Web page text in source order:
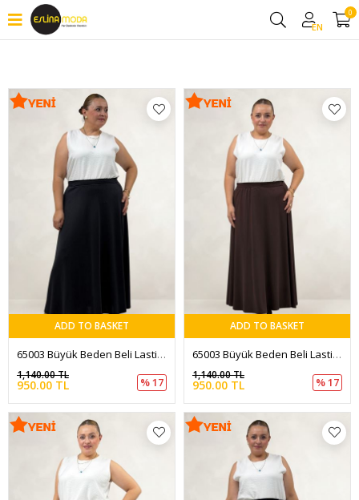
EN
0
ADD TO BASKET
65003 Büyük Beden Beli Lastikli Modal Etek - Antrasit
950.00 TL
1,140.00 TL
% 17
ADD TO BASKET
65003 Büyük Beden Beli Lastikli Modal Etek - Kahve
950.00 TL
1,140.00 TL
% 17